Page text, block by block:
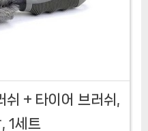
쉬 + 타이어 브러쉬,
1세트